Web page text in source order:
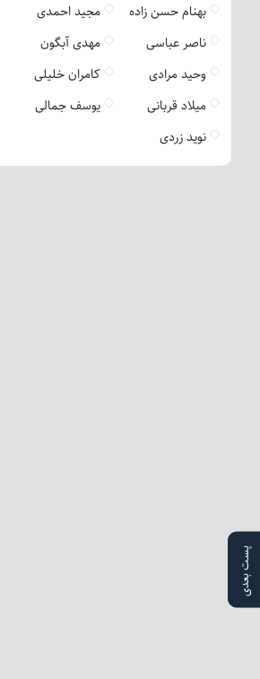
پست بعدی
بهنام حسن زاده
مجید احمدی
ناصر عباسی
مهدی آبگون
وحید مرادی
کامران خلیلی
میلاد قربانی
یوسف جمالی
نوید زردی